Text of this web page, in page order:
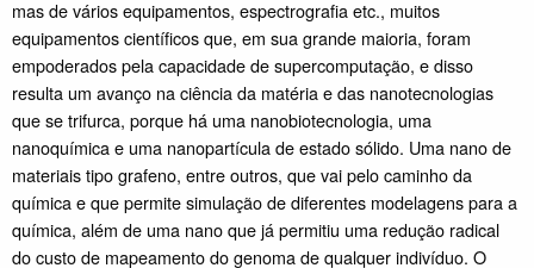
mas de vários equipamentos, espectrografia etc., muitos
equipamentos científicos que, em sua grande maioria, foram
empoderados pela capacidade de supercomputação, e disso
resulta um avanço na ciência da matéria e das nanotecnologias
que se trifurca, porque há uma nanobiotecnologia, uma
nanoquímica e uma nanopartícula de estado sólido. Uma nano de
materiais tipo grafeno, entre outros, que vai pelo caminho da
química e que permite simulação de diferentes modelagens para a
química, além de uma nano que já permitiu uma redução radical
do custo de mapeamento do genoma de qualquer indivíduo. O